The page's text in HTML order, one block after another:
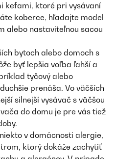
kefami, ktoré pri vysávaní
koberce, hľadajte model
alebo nastaviteľnou sacou
bytoch alebo domoch s
byť lepšia voľba ľahší a
tyčový alebo
prenáša. Vo väčších
silnejší vysávač s väčšou
do domu je pre vás tiež
v domácnosti alergie,
ktorý dokáže zachytiť